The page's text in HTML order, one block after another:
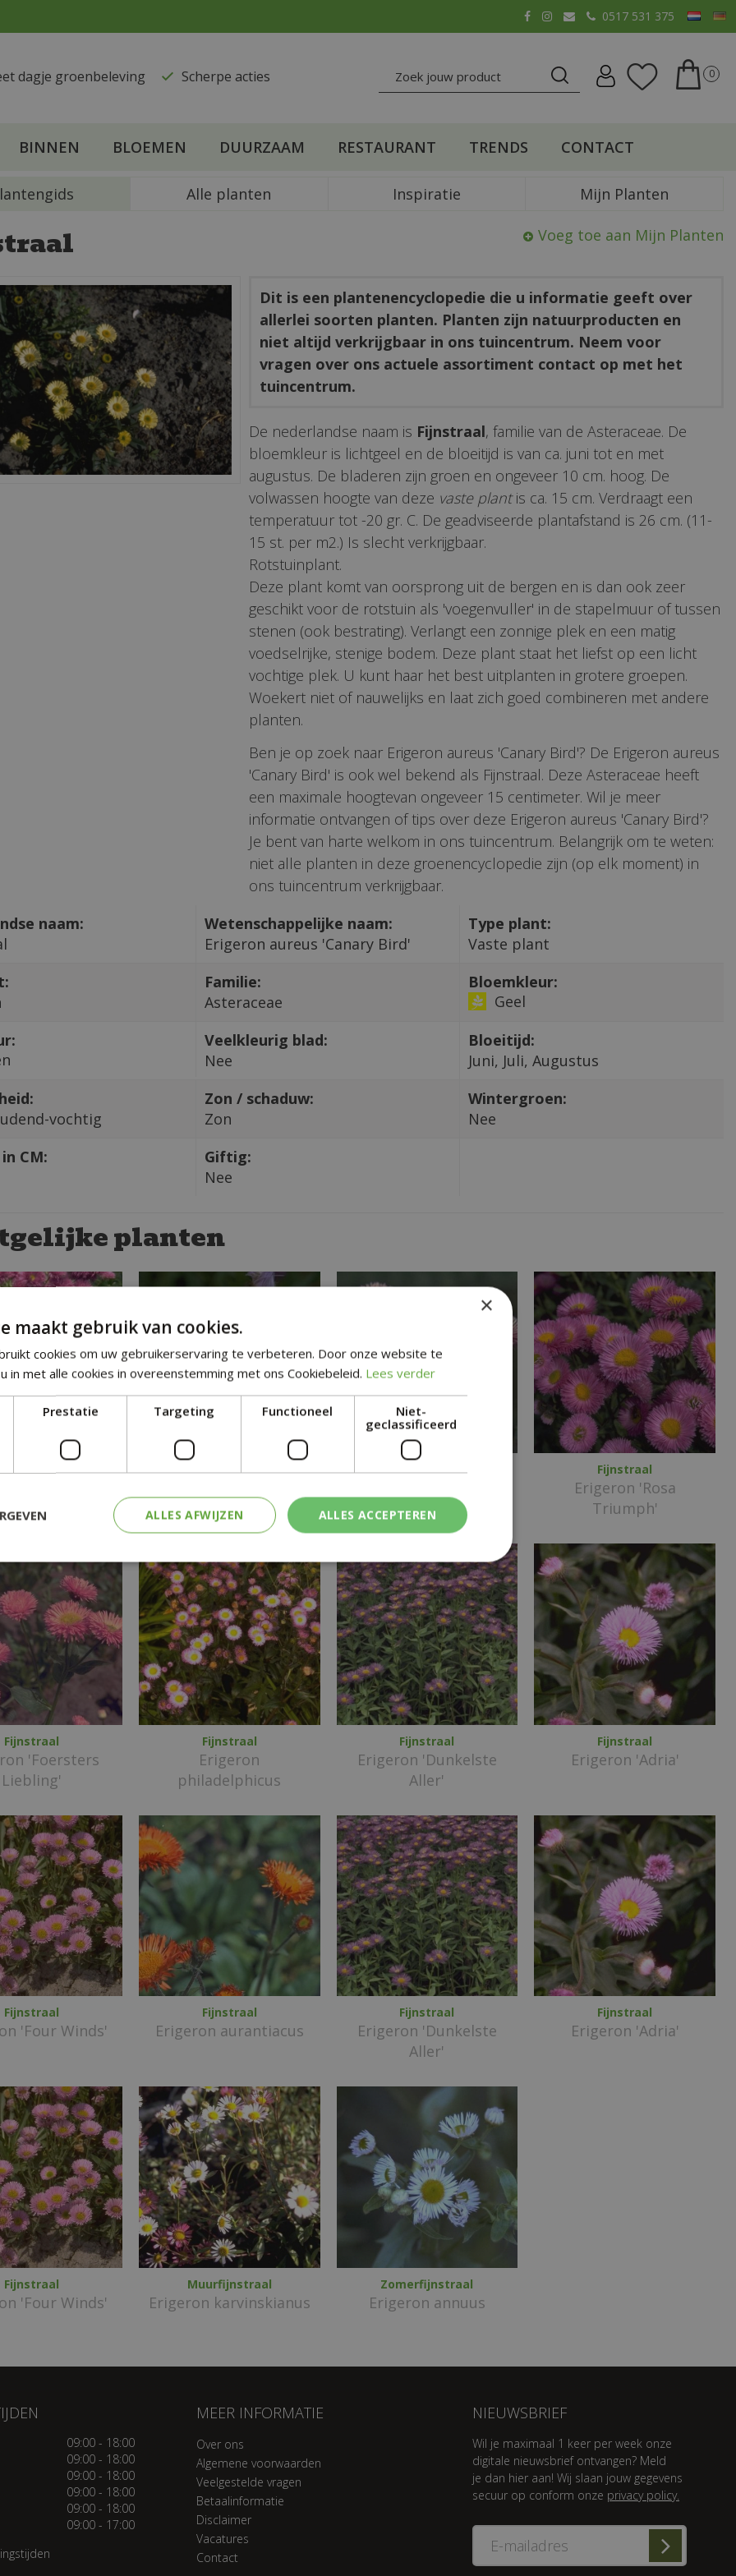
0517 531 375
dagje groenbeleving ​Scherpe acties
BINNEN BLOEMEN DUURZAAM RESTAURANT TRENDS CONTACT
Alle planten Inspiratie Mijn Planten
Voeg toe aan Mijn Planten
Dit is een plantenencyclopedie die u informatie geeft over
allerlei soorten planten. Planten zijn natuurproducten en
niet altijd verkrijgbaar in ons tuincentrum. Neem voor
vragen over ons actuele assortiment contact op met het
tuincentrum.
De nederlandse naam is Fijnstraal, familie van de Asteraceae. De
bloemkleur is lichtgeel en de bloeitijd is van ca. juni tot en met
augustus. De bladeren zijn groen en ongeveer 10 cm. hoog. De
volwassen hoogte van deze vaste plantis ca. 15 cm. Verdraagt een
temperatuur tot -20 gr. C. De geadviseerde plantafstand is 26 cm. (11-
15 st. per m2.) Is slecht verkrijgbaar.
Rotstuinplant.
Deze plant komt van oorsprong uit de bergen en is dan ook zeer
geschikt voor de rotstuin als 'voegenvuller' in de stapelmuur of tussen
stenen (ook bestrating). Verlangt een zonnige plek en een matig
voedselrijke, stenige bodem. Deze plant staat het liefst op een licht
vochtige plek. U kunt haar het best uitplanten in grotere groepen.
Woekert niet of nauwelijks en laat zich goed combineren met andere
planten.
Ben je op zoek naar Erigeron aureus 'Canary Bird'? De Erigeron aureus
'Canary Bird' is ook wel bekend als Fijnstraal. Deze Asteraceae heeft
een maximale hoogtevan ongeveer 15 centimeter. Wil je meer
informatie ontvangen of tips over deze Erigeron aureus 'Canary Bird'?
Je bent van harte welkom in ons tuincentrum. Belangrijk om te weten:
niet alle planten in deze groenencyclopedie zijn (op elk moment) in
ons tuincentrum verkrijgbaar.
naam:
Wetenschappelijke naam:
Erigeron aureus 'Canary Bird'
Type plant:
Vaste plant
Familie:
Asteraceae
Bloemkleur:
Geel
Veelkleurig blad:
Nee
Bloeitijd:
Juni, Juli, Augustus
vochtig
Zon / schaduw:
Zon
Wintergroen:
Nee
CM:
Giftig:
Nee
planten
Fijnstraal
Meer'
Fijnstraal
'Strahlenmeer'
Fijnstraal Fijnstraal
Erigeron 'Rosa
Triumph'
Fijnstraal
'Foersters
Liebling'
Fijnstraal
Erigeron
philadelphicus
Fijnstraal
Erigeron 'Dunkelste
Aller'
Fijnstraal
Erigeron 'Adria'
Fijnstraal
'Four Winds'
Fijnstraal
Erigeron aurantiacus
Fijnstraal
Erigeron 'Dunkelste
Aller'
Fijnstraal
Erigeron 'Adria'
Fijnstraal
'Four Winds'
Muurfijnstraal
Erigeron karvinskianus
Zomerfijnstraal
Erigeron annuus
09:00 - 18:00
09:00 - 18:00
09:00 - 18:00
09:00 - 18:00
09:00 - 18:00
09:00 - 17:00
MEER INFORMATIE
Over ons
Algemene voorwaarden
Veelgestelde vragen
Betaalinformatie
Disclaimer
Vacatures
Contact
NIEUWSBRIEF
Wil je maximaal 1 keer per week onze
digitale nieuwsbrief ontvangen? Meld
je dan hier aan! Wij slaan jouw gegevens
secuur op conform onze privacy policy.
×
maakt gebruik van cookies.
cookies om uw gebruikerservaring te verbeteren. Door onze website te
in met alle cookies in overeenstemming met ons Cookiebeleid. Lees verder
Prestatie Targeting Functioneel
Niet-
geclassificeerd
ALLES ACCEPTEREN
ALLES AFWIJZEN